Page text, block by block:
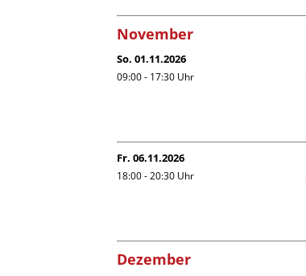
November
So. 01.11.2026
09:00 - 17:30 Uhr
Fr. 06.11.2026
18:00 - 20:30 Uhr
Dezember